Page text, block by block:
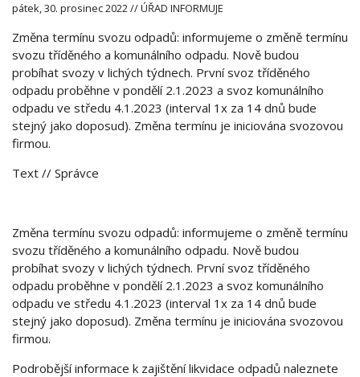
pátek, 30. prosinec 2022 // ÚŘAD INFORMUJE
Změna termínu svozu odpadů: informujeme o změně termínu
svozu tříděného a komunálního odpadu. Nově budou
probíhat svozy v lichých týdnech. První svoz tříděného
odpadu proběhne v pondělí 2.1.2023 a svoz komunálního
odpadu ve středu 4.1.2023 (interval 1x za 14 dnů bude
stejný jako doposud). Změna termínu je iniciována svozovou
firmou.
Text // Správce
Změna termínu svozu odpadů: informujeme o změně termínu
svozu tříděného a komunálního odpadu. Nově budou
probíhat svozy v lichých týdnech. První svoz tříděného
odpadu proběhne v pondělí 2.1.2023 a svoz komunálního
odpadu ve středu 4.1.2023 (interval 1x za 14 dnů bude
stejný jako doposud). Změna termínu je iniciována svozovou
firmou.
Podrobější informace k zajištění likvidace odpadů naleznete